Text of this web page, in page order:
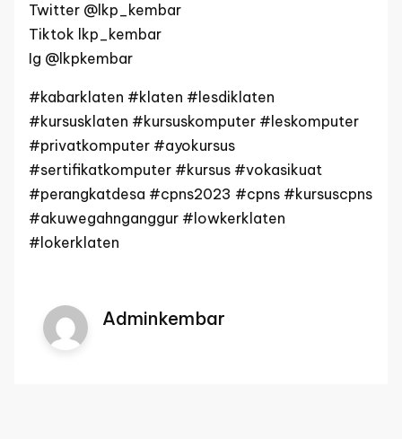
Twitter @lkp_kembar
Tiktok lkp_kembar
Ig @lkpkembar
#kabarklaten #klaten #lesdiklaten
#kursusklaten #kursuskomputer #leskomputer
#privatkomputer #ayokursus
#sertifikatkomputer #kursus #vokasikuat
#perangkatdesa #cpns2023 #cpns #kursuscpns
#akuwegahnganggur #lowkerklaten
#lokerklaten
Adminkembar